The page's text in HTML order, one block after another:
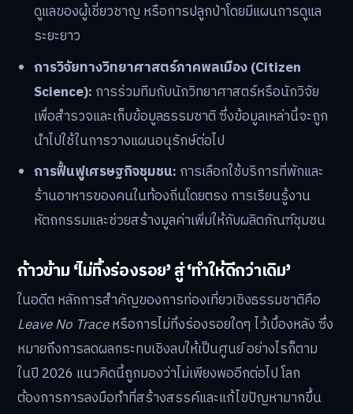
ดูแลของผู้เชี่ยวชาญ หรือการปลูกป่าโดยมีแผนการดูแล
ระยะยาว
การวิจัยทางวิทยาศาสตร์ภาคพลเมือง (Citizen
Science): การร่วมทีมกับนักวิทยาศาสตร์หรือนักวิจัย
เพื่อสำรวจและเก็บข้อมูลธรรมชาติ ซึ่งข้อมูลเหล่านี้จะถูก
นำไปใช้ในการวางแผนอนุรักษ์ต่อไป
การฟื้นฟูเศรษฐกิจชุมชน: การเลือกใช้บริการที่พักและ
ร้านอาหารของคนในท้องถิ่นโดยตรง การเรียนรู้งาน
หัตถกรรมและช่วยสร้างมูลค่าเพิ่มให้กับผลิตภัณฑ์ชุมชน
ก้าวข้าม ‘ไม่ทิ้งร่องรอย’ สู่ ‘ทำให้ดีกว่าเดิม’
ในอดีต หลักการสำคัญของการท่องเที่ยวเชิงธรรมชาติคือ
Leave No Traceหรือการไม่ทิ้งร่องรอยใดๆ ไว้เบื้องหลัง ซึ่ง
หมายถึงการลดผลกระทบเชิงลบให้เป็นศูนย์ อย่างไรก็ตาม
ในปี 2026 แนวคิดนี้ถูกมองว่าไม่เพียงพออีกต่อไป โลก
ต้องการการลงมือทำที่สร้างสรรค์และแก้ไขปัญหามากขึ้น